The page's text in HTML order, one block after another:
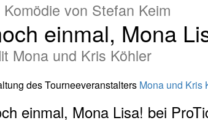
Komödie von Stefan Keim
einmal, Mona
Mona und Kris Köhler
des Tourneeveranstalters Mona und Kris
einmal, Mona Lisa! bei